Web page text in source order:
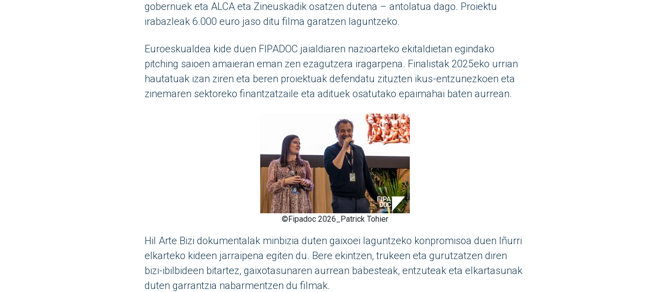
gobernuek eta ALCA eta Zineuskadik osatzen dutena – antolatua dago. Proiektu
irabazleak 6.000 euro jaso ditu filma garatzen laguntzeko.
Euroeskualdea kide duen FIPADOC jaialdiaren nazioarteko ekitaldietan egindako
pitching saioen amaieran eman zen ezagutzera iragarpena. Finalistak 2025eko urrian
hautatuak izan ziren eta beren proiektuak defendatu zituzten ikus-entzunezkoen eta
zinemaren sektoreko finantzatzaile eta adituek osatutako epaimahai baten aurrean.
©Fipadoc 2026_Patrick Tohier
Hil Arte Bizi dokumentalak minbizia duten gaixoei laguntzeko konpromisoa duen Iñurri
elkarteko kideen jarraipena egiten du. Bere ekintzen, trukeen eta gurutzatzen diren
bizi-ibilbideen bitartez, gaixotasunaren aurrean babesteak, entzuteak eta elkartasunak
duten garrantzia nabarmentzen du filmak.